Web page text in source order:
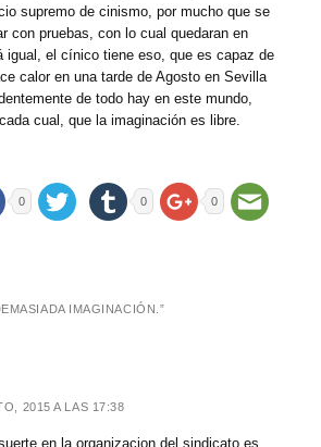
supremo de cinismo, por mucho que se
con pruebas, con lo cual quedaran en
igual, el cínico tiene eso, que es capaz de
calor en una tarde de Agosto en Sevilla
de todo hay en este mundo,
cual, que la imaginación es libre.
0 0 0
IMAGINACIÓN. ”
2015 A LAS 17:38
en la organizacion del sindicato,es